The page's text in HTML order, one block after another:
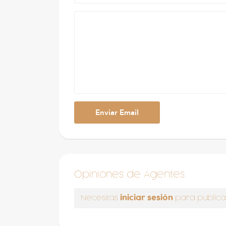
Opiniones de Agentes
Necesitas iniciar sesión para